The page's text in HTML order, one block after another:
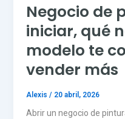
Negocio de
iniciar, qué
modelo te
vender más
Alexis / 20 abril, 2026
Abrir un negocio de